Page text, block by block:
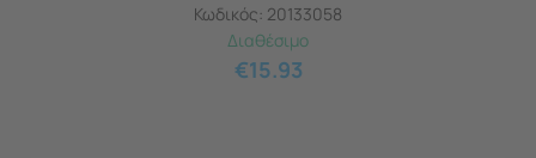
Κωδικός: 20133058
Διαθέσιμο
€15.93